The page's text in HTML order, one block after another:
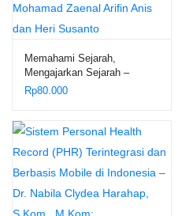
Memahami Sejarah,
Mengajarkan Sejarah –
Mohamad Zaenal Arifin Anis
Rp80.000